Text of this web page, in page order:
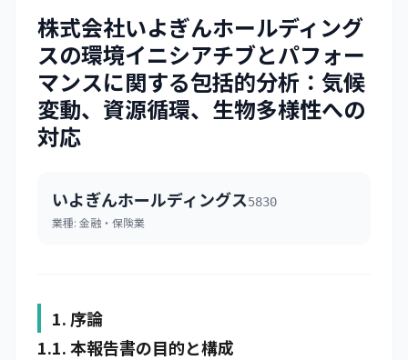
株式会社いよぎんホールディング
スの環境イニシアチブとパフォー
マンスに関する包括的分析：気候
変動、資源循環、生物多様性への
対応
いよぎんホールディングス5830
業種: 金融・保険業
1. 序論
1.1. 本報告書の目的と構成